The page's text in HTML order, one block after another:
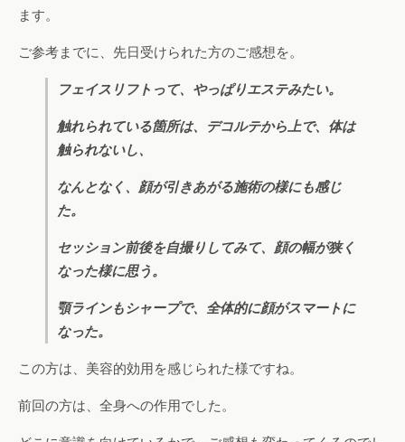
ます。
ご参考までに、先日受けられた方のご感想を。
フェイスリフトって、やっぱりエステみたい。
触れられている箇所は、デコルテから上で、体は
触られないし、
なんとなく、顔が引きあがる施術の様にも感じ
た。
セッション前後を自撮りしてみて、顔の幅が狭く
なった様に思う。
顎ラインもシャープで、全体的に顔がスマートに
なった。
この方は、美容的効用を感じられた様ですね。
前回の方は、全身への作用でした。